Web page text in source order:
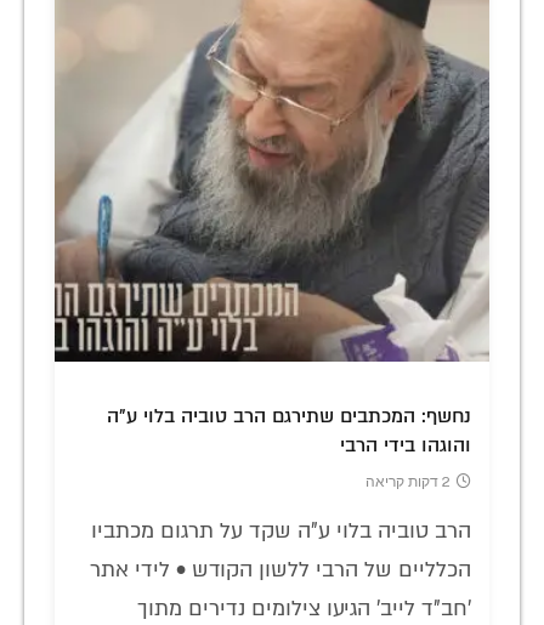
נחשף: המכתבים שתירגם הרב טוביה בלוי ע"ה
והוגהו בידי הרבי
2 דקות קריאה
הרב טוביה בלוי ע"ה שקד על תרגום מכתביו
הכלליים של הרבי ללשון הקודש • לידי אתר
'חב"ד לייב' הגיעו צילומים נדירים מתוך